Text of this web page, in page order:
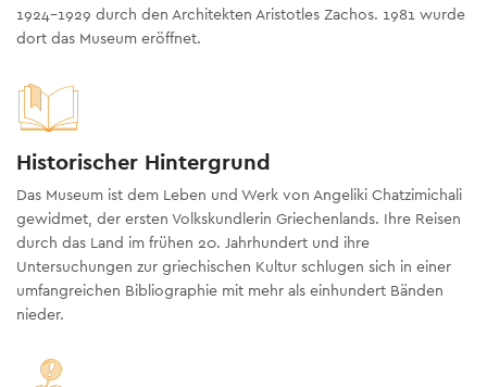
1924-1929 durch den Architekten Aristotles Zachos. 1981 wurde
dort das Museum eröffnet.
Historischer Hintergrund
Das Museum ist dem Leben und Werk von Angeliki Chatzimichali
gewidmet, der ersten Volkskundlerin Griechenlands. Ihre Reisen
durch das Land im frühen 20. Jahrhundert und ihre
Untersuchungen zur griechischen Kultur schlugen sich in einer
umfangreichen Bibliographie mit mehr als einhundert Bänden
nieder.